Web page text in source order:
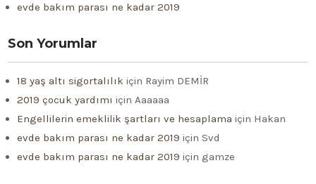
evde bakım parası ne kadar 2019
Son Yorumlar
18 yaş altı sigortalılık için Rayim DEMİR
2019 çocuk yardımı içinAaaaaa
Engellilerin emeklilik şartları ve hesaplama için Hakan
evde bakım parası ne kadar 2019 için Svd
evde bakım parası ne kadar 2019 için gamze